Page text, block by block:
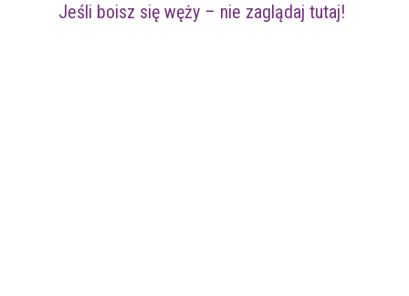
Jeśli boisz się węży – nie zaglądaj tutaj!